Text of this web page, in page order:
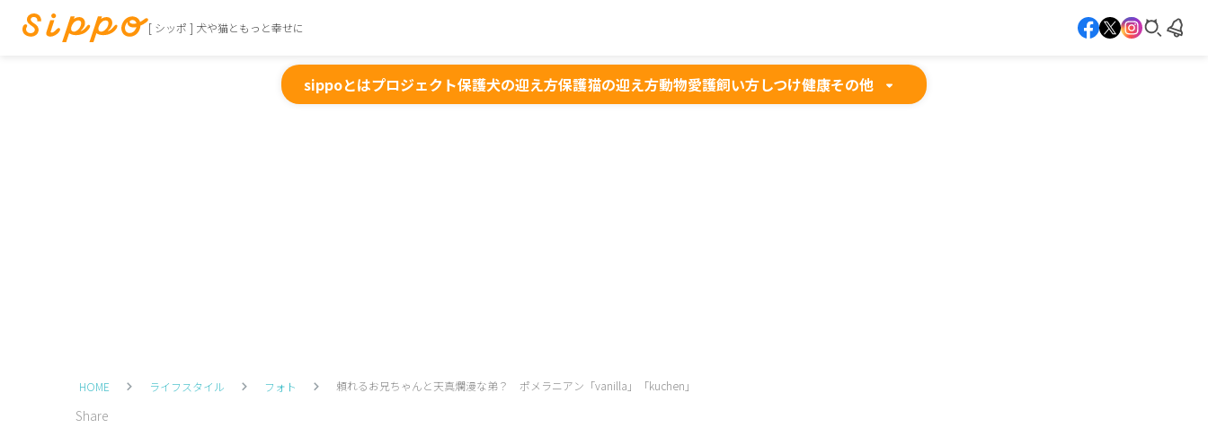
[ シッポ ] 犬や猫ともっと幸せに
sippoとはプロジェクト保護犬の迎え方保護猫の迎え方動物愛護飼い方しつけ健康その他
HOME ライフスタイル フォト 頼れるお兄ちゃんと天真爛漫な弟？ ポメラニアン「vanilla」「kuchen」
Share